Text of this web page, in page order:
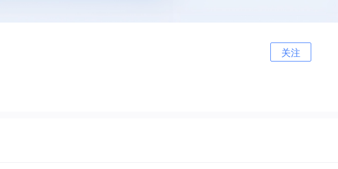
关注